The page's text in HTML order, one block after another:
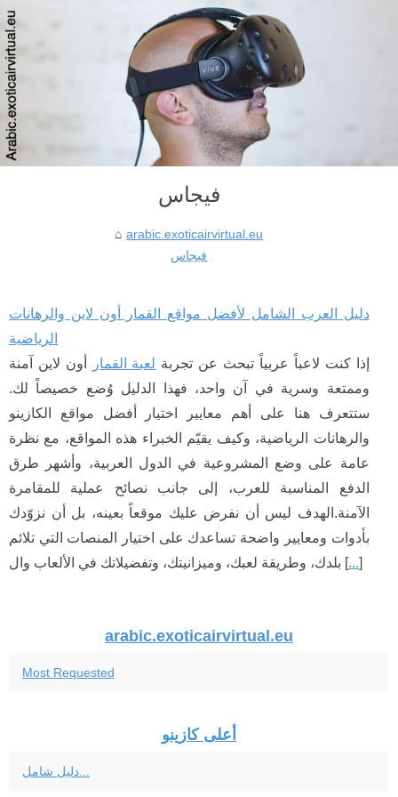
فيجاس
arabic.exoticairvirtual.eu
فيجاس
دليل العرب الشامل لأفضل مواقع القمار أون لاين والرهانات
الرياضية
إذا كنت لاعباً عربياً تبحث عن تجربة لعبة القمار
أون لاين آمنة
وممتعة وسرية في آن واحد، فهذا الدليل وُضع خصيصاً لك.
ستتعرف هنا على أهم معايير اختيار أفضل مواقع الكازينو
والرهانات الرياضية، وكيف يقيّم الخبراء هذه المواقع، مع نظرة
عامة على وضع المشروعية في الدول العربية، وأشهر طرق
الدفع المناسبة للعرب، إلى جانب نصائح عملية للمقامرة
الآمنة.الهدف ليس أن نفرض عليك موقعاً بعينه، بل أن نزوّدك
بأدوات ومعايير واضحة تساعدك على اختيار المنصات التي تلائم
بلدك، وطريقة لعبك، وميزانيتك، وتفضيلاتك في الألعاب وال [...]
arabic.exoticairvirtual.eu
Most Requested
أعلى كازينو